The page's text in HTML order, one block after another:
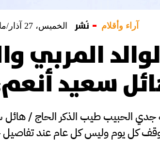
آراء وأقلام نُشر الخميس، 27 آذار/مارس 2025
المربي
سعيد
جدي الحبيب طيب الذكر الحاج /
كل يوم وليس كل عام عند تفاصيل